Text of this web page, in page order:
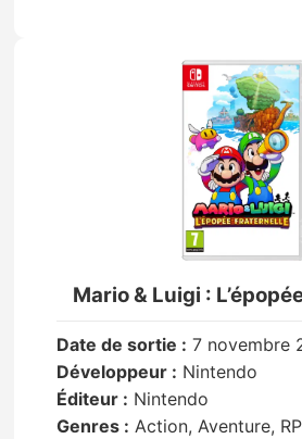
Mario & Luigi :
Date de sortie : 7 novembre
Développeur : Nintendo
Éditeur : Nintendo
Genres : Action, Aventure,